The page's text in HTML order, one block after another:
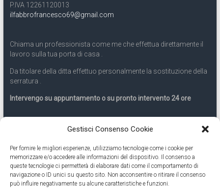
Gestisci Consenso Cookie
Per fornire le migliori esperienze, utilizziamo tecnologie come i cookie per
memorizzare e/o accedere alle informazioni del dispositivo. Il consenso a
queste tecnologie ci permetterà di elaborare dati come il comportamento di
navigazione o ID unici su questo sito. Non acconsentire o ritirare il consenso
può influire negativamente su alcune caratteristiche e funzioni.
P.IVA 12261120013
ilfabbrofrancesco69@gmail.com
Chiama un professionista come me che effettua direttamente il
lavoro sulla tua porta di casa .
Da titolare della ditta effettuo personalmente la sostituzione della
serratura .
Intervengo su appuntamento o su pronto intervento 24 ore
Servizio 24 ore
Cell331.9899963
Eseguiamo anche lavori di apertura porte pronto intervento 24
ore